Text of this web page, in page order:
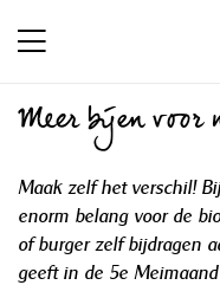
Meer bijen
Maak zelf het verschil!
enorm belang voor de
of burger zelf bijdragen
geeft in de 5e